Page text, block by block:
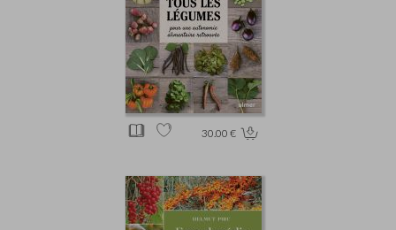
30.00 €